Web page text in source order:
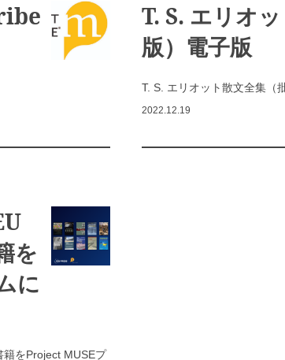
T. S. エリオ
版）電子版
T. S. エリオット散文全集（
2022.12.19
を
に
籍をProject MUSEプ